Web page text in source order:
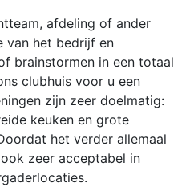
afdeling of ander
van het bedrijf en
brainstormen in een totaal
clubhuis voor u een
zijn zeer doelmatig:
keuken en grote
het verder allemaal
zeer acceptabel in